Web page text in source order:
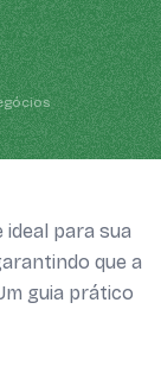
para sua
que a
guia prático